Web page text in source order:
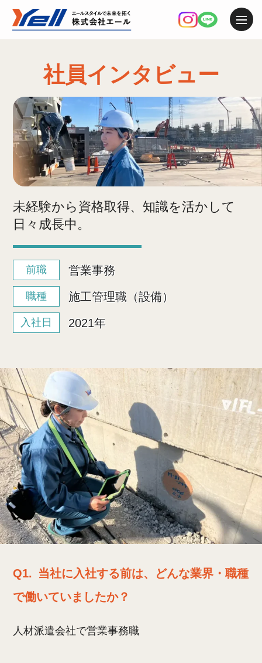
社員インタビュー
未経験から資格取得、知識を活かして
日々成長中。
前職 営業事務
職種 施工管理職（設備）
入社日 2021年
Q1. 当社に入社する前は、どんな業界・職種
で働いていましたか？
人材派遣会社で営業事務職